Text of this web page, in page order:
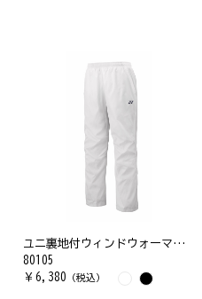
ユニ裏地付ウィンドウォーマーパンツ
80105
￥ 6,380 （税込）